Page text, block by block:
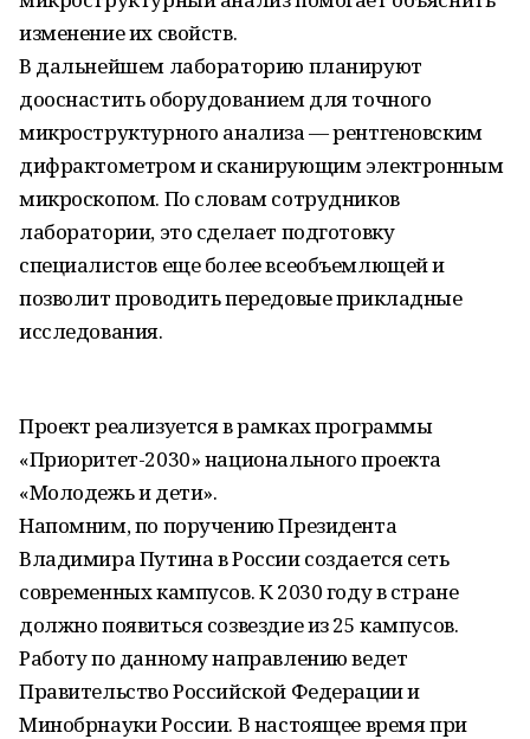
изменение их свойств.
В дальнейшем лабораторию планируют
дооснастить оборудованием для точного
микроструктурного анализа — рентгеновским
дифрактометром и сканирующим электронным
микроскопом. По словам сотрудников
лаборатории, это сделает подготовку
специалистов еще более всеобъемлющей и
позволит проводить передовые прикладные
исследования.
Проект реализуется в рамках программы
«Приоритет-2030» национального проекта
«Молодежь и дети».
Напомним, по поручению Президента
Владимира Путина в России создается сеть
современных кампусов. К 2030 году в стране
должно появиться созвездие из 25 кампусов.
Работу по данному направлению ведет
Правительство Российской Федерации и
Минобрнауки России. В настоящее время при